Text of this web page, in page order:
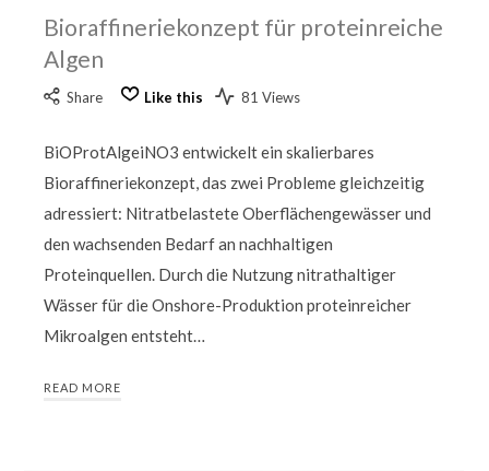
Bioraffineriekonzept für proteinreiche
Algen
Share Like this 81 Views
BiOProtAlgeiNO3 entwickelt ein skalierbares
Bioraffineriekonzept, das zwei Probleme gleichzeitig
adressiert: Nitratbelastete Oberflächengewässer und
den wachsenden Bedarf an nachhaltigen
Proteinquellen. Durch die Nutzung nitrathaltiger
Wässer für die Onshore-Produktion proteinreicher
Mikroalgen entsteht…
READ MORE